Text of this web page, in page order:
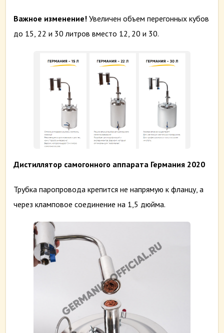
Важное изменение! Увеличен объем перегонных кубов
до 15, 22 и 30 литров вместо 12, 20 и 30.
Дистиллятор самогонного аппарата Германия 2020
Трубка паропровода крепится не напрямую к фланцу, а
через кламповое соединение на 1,5 дюйма.